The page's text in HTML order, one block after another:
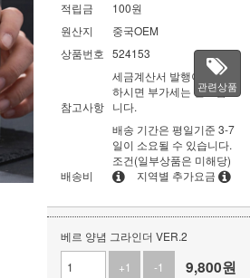
적립금
100원
원산지
중국OEM
상품번호 524153
참고사항
세금계산서 발행이 필요
하시면 부가세는 별도입
니다.
배송비
배송 기간은 평일기준 3-7
일이 소요될 수 있습니다.
조건(일부상품은 미해당)
지역별 추가요금
관련상품
베르 양념 그라인더 VER.2
+1
-1 9,800원